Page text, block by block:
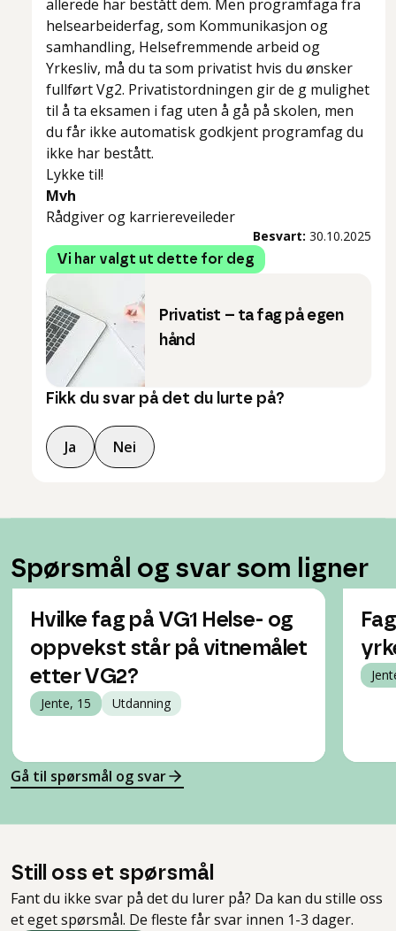
allerede har bestått dem. Men programfaga fra
helsearbeiderfag, som Kommunikasjon og
samhandling, Helsefremmende arbeid og
Yrkesliv, må du ta som privatist hvis du ønsker
fullført Vg2. Privatistordningen gir de g mulighet
til å ta eksamen i fag uten å gå på skolen, men
du får ikke automatisk godkjent programfag du
ikke har bestått.
Lykke til!
Mvh
Rådgiver og karriereveileder
Besvart: 30.10.2025
Vi har valgt ut dette for deg
Privatist – ta fag på egen
hånd
Fikk du svar på det du lurte på?
Ja Nei
Spørsmål og svar som ligner
Hvilke fag på VG1 Helse- og
oppvekst står på vitnemålet
etter VG2?
Jente, 15 Utdanning
Gå til spørsmål og svar
Still oss et spørsmål
Fant du ikke svar på det du lurer på? Da kan du stille oss
et eget spørsmål. De fleste får svar innen 1-3 dager.